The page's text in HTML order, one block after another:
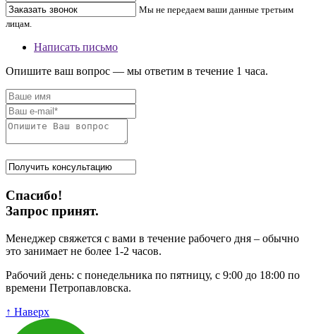
Мы не передаем ваши данные третьим
лицам.
Написать письмо
Опишите ваш вопрос — мы ответим в течение 1 часа.
Спасибо!
Запрос принят.
Менеджер свяжется с вами в течение рабочего дня – обычно
это занимает не более 1-2 часов.
Рабочий день: с понедельника по пятницу, с 9:00 до 18:00 по
времени Петропавловска.
↑ Наверх